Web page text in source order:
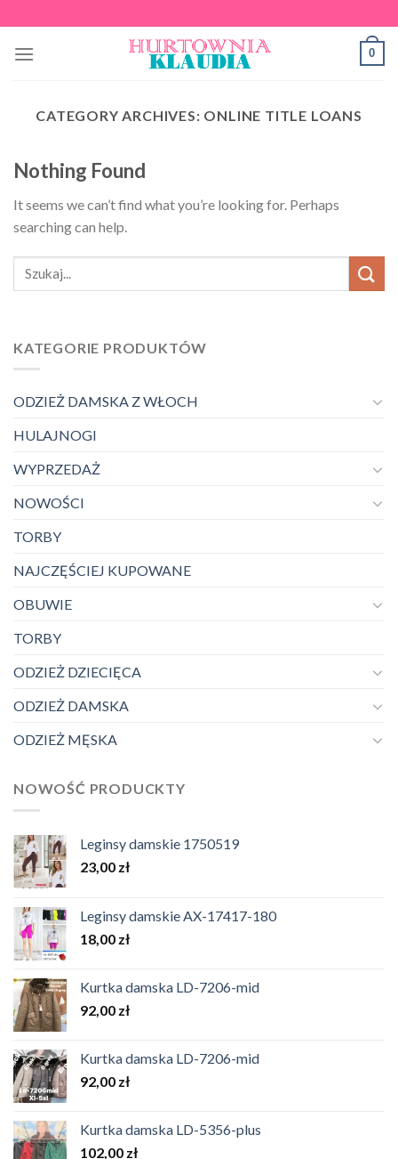
to
content
0
CATEGORY ARCHIVES: ONLINE TITLE LOANS
Nothing Found
It seems we can’t find what you’re looking for. Perhaps
searching can help.
KATEGORIE PRODUKTÓW
ODZIEŻ DAMSKA Z WŁOCH
HULAJNOGI
WYPRZEDAŻ
NOWOŚCI
TORBY
NAJCZĘŚCIEJ KUPOWANE
OBUWIE
TORBY
ODZIEŻ DZIECIĘCA
ODZIEŻ DAMSKA
ODZIEŻ MĘSKA
NOWOŚĆ PRODUCKTY
Leginsy damskie 1750519
23,00 zł
Leginsy damskie AX-17417-180
18,00 zł
Kurtka damska LD-7206-mid
92,00 zł
Kurtka damska LD-7206-mid
92,00 zł
Kurtka damska LD-5356-plus
102,00 zł